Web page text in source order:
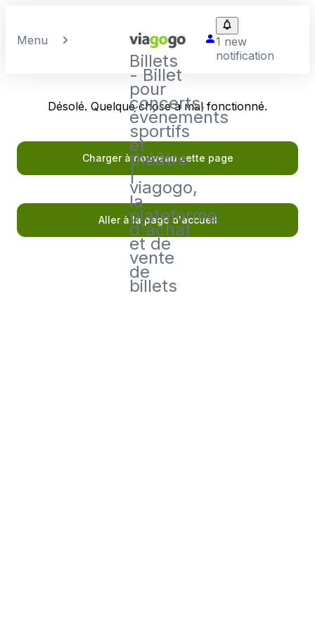
Menu
Billets
- Billet
pour
concerts,
événements
sportifs
et
théâtre
|
viagogo,
la
plateforme
d'achat
et de
vente
de
billets
1 new
notification
Désolé. Quelque chose a mal fonctionné.
Charger à nouveau cette page
Aller à la page d'accueil